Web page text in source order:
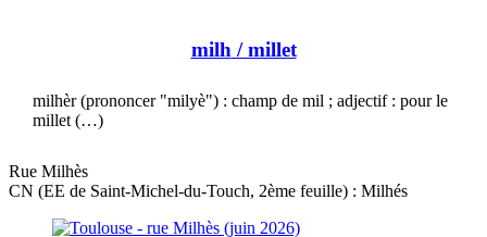
milh / millet
milhèr (prononcer "milyè") : champ de mil ; adjectif : pour le
millet (…)
Rue Milhès
CN (EE de Saint-Michel-du-Touch, 2ème feuille) : Milhés